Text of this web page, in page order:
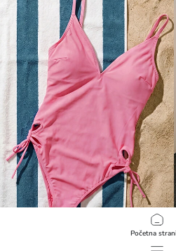
Početna
Ženski kupaći kostim s izrezima i vezicama